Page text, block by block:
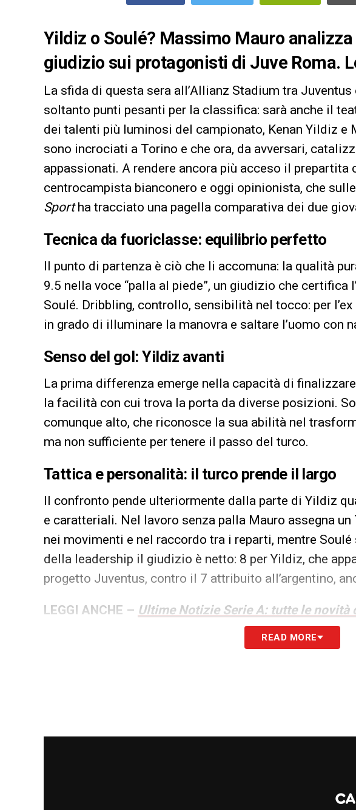
Yildiz o Soulé? Massimo Mauro
giudizio sui protagonisti di Juve Roma.
La sfida di questa sera all’Allianz Stadium tra
soltanto punti pesanti per la classifica: sarà anche il
dei talenti più luminosi del campionato, Kenan Yildiz e
sono incrociati a Torino e che ora, da avversari,
appassionati. A rendere ancora più acceso il prepartita
centrocampista bianconero e oggi opinionista, che
Sportha tracciato una pagella comparativa dei due
Tecnica da fuoriclasse: equilibrio perfetto
Il punto di partenza è ciò che li accomuna: la qualità
9.5 nella voce “palla al piede”, un giudizio che certifica
Soulé. Dribbling, controllo, sensibilità nel tocco: per
in grado di illuminare la manovra e saltare l’uomo con
Senso del gol: Yildiz avanti
La prima differenza emerge nella capacità di
la facilità con cui trova la porta da diverse posizioni.
comunque alto, che riconosce la sua abilità nel
ma non sufficiente per tenere il passo del turco.
Tattica e personalità: il turco prende il largo
Il confronto pende ulteriormente dalla parte di Yildiz
e caratteriali. Nel lavoro senza palla Mauro assegna
nei movimenti e nel raccordo tra i reparti, mentre
della leadership il giudizio è netto: 8 per Yildiz, che
progetto Juventus, contro il 7 attribuito all’argentino,
LEGGI ANCHE – Ultime Notizie Serie A: tutte le novità
READ MORE